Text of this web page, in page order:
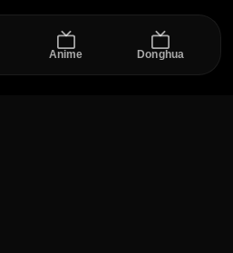
Anime Donghua